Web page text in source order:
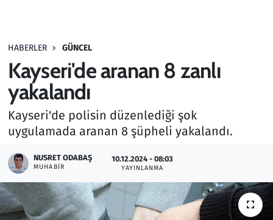
HABERLER GÜNCEL
Kayseri'de aranan 8 zanlı
yakalandı
Kayseri'de polisin düzenlediği şok
uygulamada aranan 8 şüpheli yakalandı.
NUSRET ODABAŞ
MUHABIR
10.12.2024 - 08:03
YAYINLANMA
Haber
Kültür Sanat
Kurumsal Haberler
Otomobil